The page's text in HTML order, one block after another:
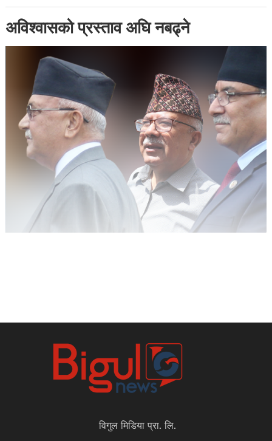
अविश्वासको प्रस्ताव अघि नबढ्ने
विगुल मिडिया प्रा. लि.